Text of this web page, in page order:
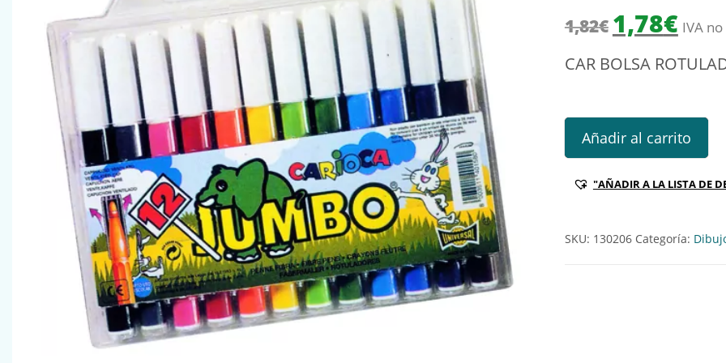
1,82€ El precio
1,78€El
IVA
CAR BOLSA
CAR BOLSA ROTULADOR
Añadir al carrito
"AÑADIR A LA LISTA DE
SKU: 130206 Categoría: